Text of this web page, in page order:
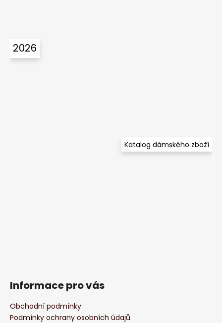
2026
Katalog dámského zboží
Informace pro vás
Obchodní podmínky
Podmínky ochrany osobních údajů